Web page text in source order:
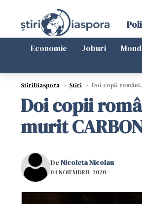
Economie Joburi
StiriDiaspora › Știri › Doi copii
Doi copii
murit
DeNicoleta Nicolau
04 NOIEMBRIE 2020